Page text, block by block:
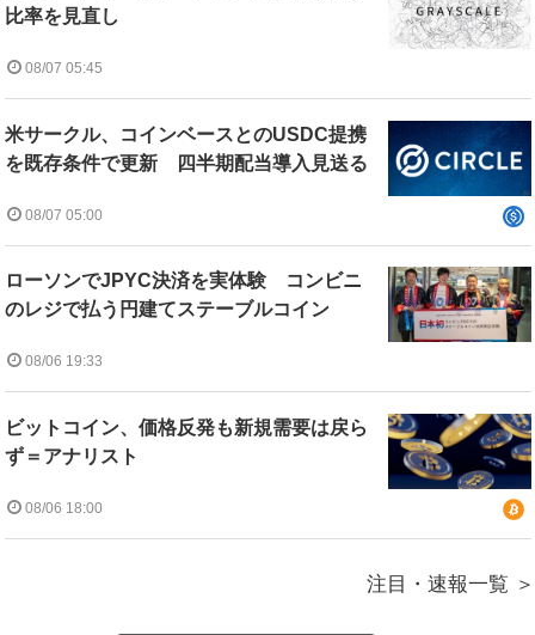
比率を見直し
08/07 05:45
米サークル、コインベースとのUSDC提携
を既存条件で更新 四半期配当導入見送る
08/07 05:00
ローソンでJPYC決済を実体験 コンビニ
のレジで払う円建てステーブルコイン
08/06 19:33
ビットコイン、価格反発も新規需要は戻ら
ず＝アナリスト
08/06 18:00
注目・速報一覧